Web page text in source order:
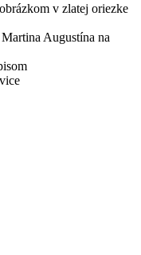
v zlatej oriezke
Augustína na